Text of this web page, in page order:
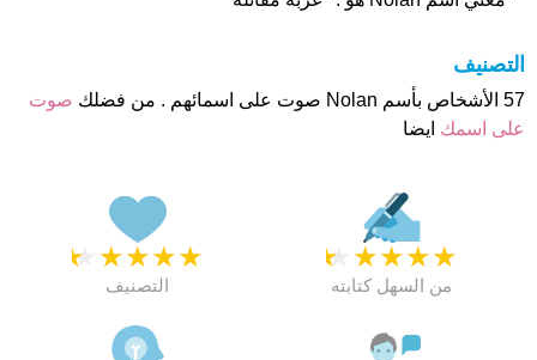
التصنيف
57 الأشخاص بأسم Nolan صوت على اسمائهم . من فضلك
صوت
على اسمك ايضا
★
★
★
★
★
التصنيف
★
★
★
★
★
من السهل كتابته